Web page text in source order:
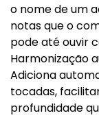
o nome de um
notas que o
pode até ouvir
Harmonização
Adiciona
tocadas,
profundidade